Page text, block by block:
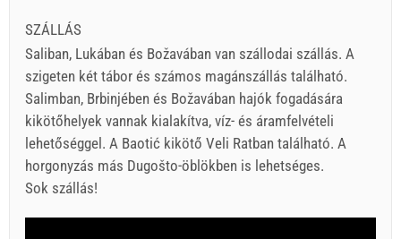
SZÁLLÁS
Saliban, Lukában és Božavában van szállodai szállás. A
szigeten két tábor és számos magánszállás található.
Salimban, Brbinjében és Božavában hajók fogadására
kikötőhelyek vannak kialakítva, víz- és áramfelvételi
lehetőséggel. A Baotić kikötő Veli Ratban található. A
horgonyzás más Dugošto-öblökben is lehetséges.
Sok szállás!